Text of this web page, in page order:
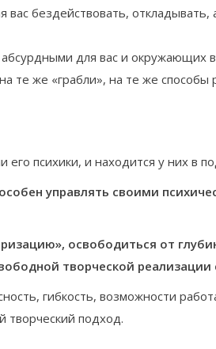
бездействовать, откладывать,
для вас и окружающих
же «грабли», на те же способы
психики, и находится у них в
управлять своими
освободиться от
творческой реализации
гибкость, возможности
творческий подход.